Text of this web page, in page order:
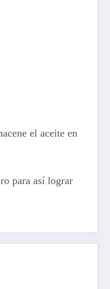
el aceite en
para así lograr